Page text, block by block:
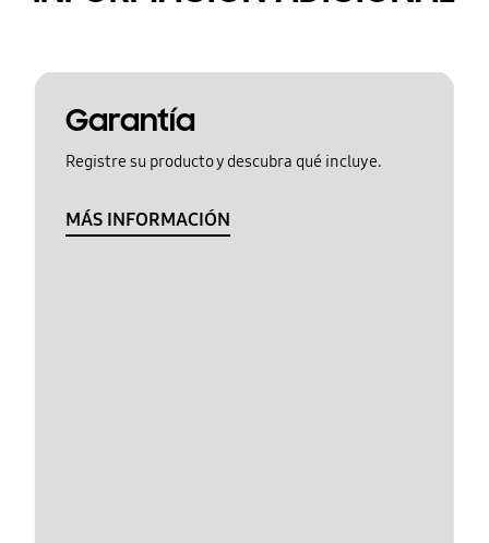
Garantía
Registre su producto y descubra qué incluye.
MÁS INFORMACIÓN